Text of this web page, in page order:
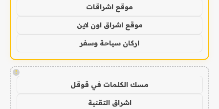
موقع اشراقات
موقع اشراق اون لاين
اركان سياحة وسفر
!
مسك الكلمات في قوقل
اشراق التقنية